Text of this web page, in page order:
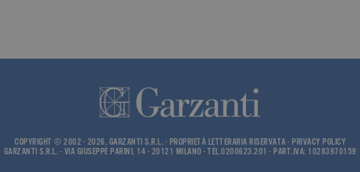
COPYRIGHT © 2002 - 2026, GARZANTI S.R.L. - PROPRIETÀ LETTERARIA RISERVATA - PRIVACY POLICY
GARZANTI S.R.L. - VIA GIUSEPPE PARINI, 14 - 20121 MILANO - TEL.0200623.201 - PART.IVA: 10283970159
incluso in
richiesta di